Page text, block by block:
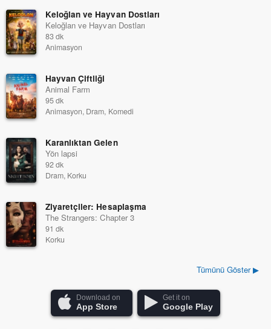
Keloğlan ve Hayvan Dostları
Keloğlan ve Hayvan Dostları
83 dk
Animasyon
Hayvan Çiftliği
Animal Farm
95 dk
Animasyon, Dram, Komedi
Karanlıktan Gelen
Yön lapsi
92 dk
Dram, Korku
Ziyaretçiler: Hesaplaşma
The Strangers: Chapter 3
91 dk
Korku
Tümünü Göster ▶
Download on
App Store
Get it on
Google Play